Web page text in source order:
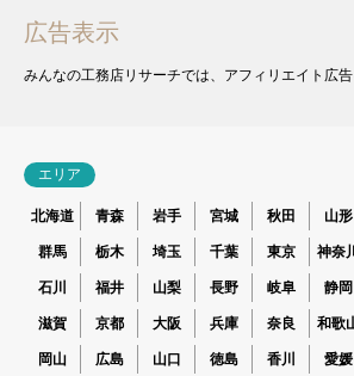
広告表示
みんなの工務店リサーチでは、アフィリエイト広告
エリア
北海道 青森 岩手 宮城 秋田 山形
群馬 栃木 埼玉 千葉 東京 神奈川
石川 福井 山梨 長野 岐阜 静岡
滋賀 京都 大阪 兵庫 奈良 和歌
岡山 広島 山口 徳島 香川 愛媛